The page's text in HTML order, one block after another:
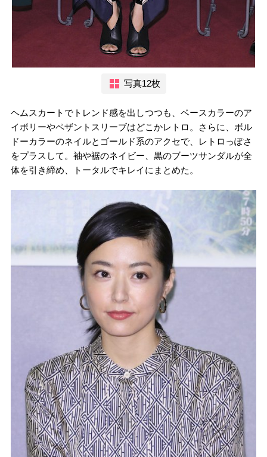
写真12枚
ヘムスカートでトレンド感を出しつつも、ベースカラーのア
イボリーやペザントスリーブはどこかレトロ。さらに、ボル
ドーカラーのネイルとゴールド系のアクセで、レトロっぽさ
をプラスして。袖や裾のネイビー、黒のブーツサンダルが全
体を引き締め、トータルでキレイにまとめた。